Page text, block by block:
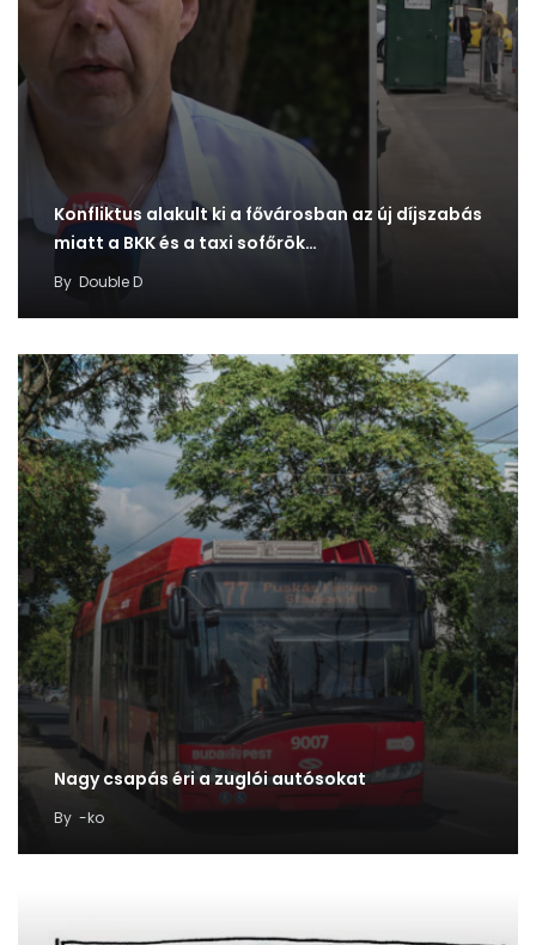
Konfliktus alakult ki a fővárosban az új díjszabás
miatt a BKK és a taxi sofőrök…
By Double D
Nagy csapás éri a zuglói autósokat
By -ko